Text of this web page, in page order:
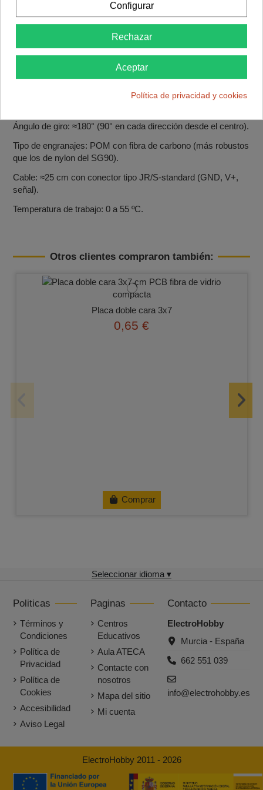
Dimensiones: aprox. 23 × 12,2 × 27 mm.
Tensión de funcionamiento: 4,8–6 V (óptimo 4,8 V).
Ángulo de giro: ≈180° (90° en cada dirección desde el centro).
Tipo de engranajes: POM con fibra de carbono (más robustos
que los de nylon del SG90).
Cable: ≈25 cm con conector tipo JR/S‑standard (GND, V+,
señal).
Temperatura de trabajo: 0 a 55 ºC.
Otros clientes compraron también:
Placa doble cara 3x7
0,65 €
Comprar
Seleccionar idioma ▾
Politicas
Términos y
Condiciones
Política de
Privacidad
Política de
Cookies
Accesibilidad
Aviso Legal
Paginas
Centros
Educativos
Aula ATECA
Contacte con
nosotros
Mapa del sitio
Mi cuenta
Contacto
ElectroHobby
Murcia - España
662 551 039
info@electrohobby.es
ElectroHobby 2011 - 2026
Configurar
Rechazar
Aceptar
Política de privacidad y cookies